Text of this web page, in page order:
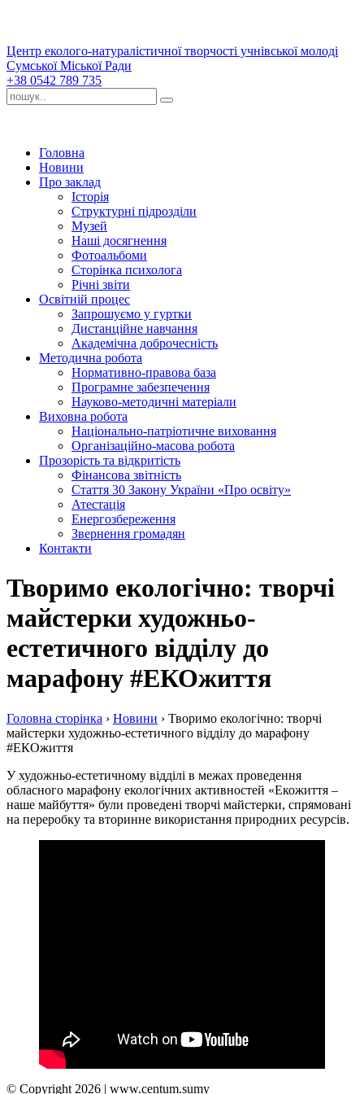
Центр еколого-натуралістичної творчості учнівської молоді
Сумської Міської Ради
+38 0542 789 735
Головна
Новини
Про заклад
Історія
Структурні підрозділи
Музей
Наші досягнення
Фотоальбоми
Сторінка психолога
Річні звіти
Освітній процес
Запрошуємо у гуртки
Дистанційне навчання
Академічна доброчесність
Методична робота
Нормативно-правова база
Програмне забезпечення
Науково-методичні матеріали
Виховна робота
Національно-патріотичне виховання
Організаційно-масова робота
Прозорість та відкритість
Фінансова звітність
Стаття 30 Закону України «Про освіту»
Атестація
Енергозбереження
Звернення громадян
Контакти
Творимо екологічно: творчі
майстерки художньо-
естетичного відділу до
марафону #ЕКОжиття
Головна сторiнка › Новини › Творимо екологічно: творчі
майстерки художньо-естетичного відділу до марафону
#ЕКОжиття
У художньо-естетичному відділі в межах проведення
обласного марафону екологічних активностей «Екожиття –
наше майбуття» були проведені творчі майстерки, спрямовані
на переробку та вторинне використання природних ресурсів.
© Copyright 2026 | www.centum.sumy